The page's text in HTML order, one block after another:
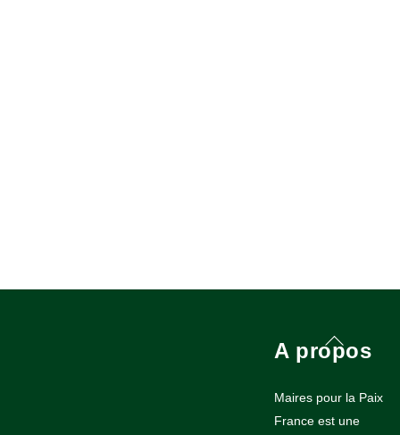
Back
To
A propos
Maires pour la Paix
France est une